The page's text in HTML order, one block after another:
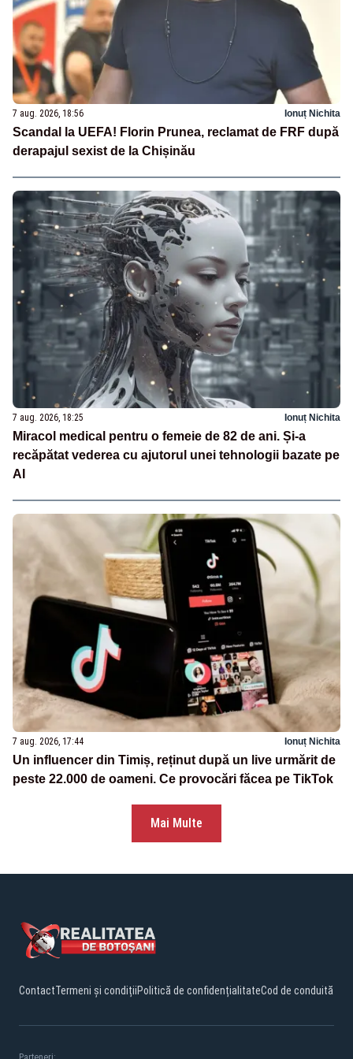
7 aug. 2026, 18:56 Ionuț Nichita
Scandal la UEFA! Florin Prunea, reclamat de FRF după
derapajul sexist de la Chișinău
7 aug. 2026, 18:25 Ionuț Nichita
Miracol medical pentru o femeie de 82 de ani. Și-a
recăpătat vederea cu ajutorul unei tehnologii bazate pe
AI
7 aug. 2026, 17:44 Ionuț Nichita
Un influencer din Timiș, reținut după un live urmărit de
peste 22.000 de oameni. Ce provocări făcea pe TikTok
Mai Multe
ContactTermeni și condițiiPolitică de confidențialitateCod de conduită